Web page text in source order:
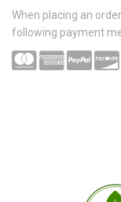
When placing an
following payment